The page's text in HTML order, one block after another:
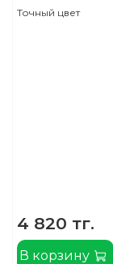
Точный цвет
4 820 тг.
В корзину